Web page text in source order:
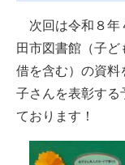
次回は令和８年
田市図書館（子
借を含む）の資料
子さんを表彰する
ております！